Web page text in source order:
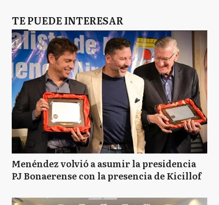
TE PUEDE INTERESAR
Menéndez volvió a asumir la presidencia
PJ Bonaerense con la presencia de Kicillof